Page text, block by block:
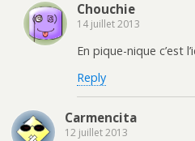
Chouchie
14 juillet 2013
En pique-nique c’est
Reply
Carmencita
12 juillet 2013